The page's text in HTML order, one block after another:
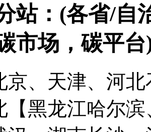
站：(各省/自
市场，碳平台
京、天津、河
【黑龙江哈尔